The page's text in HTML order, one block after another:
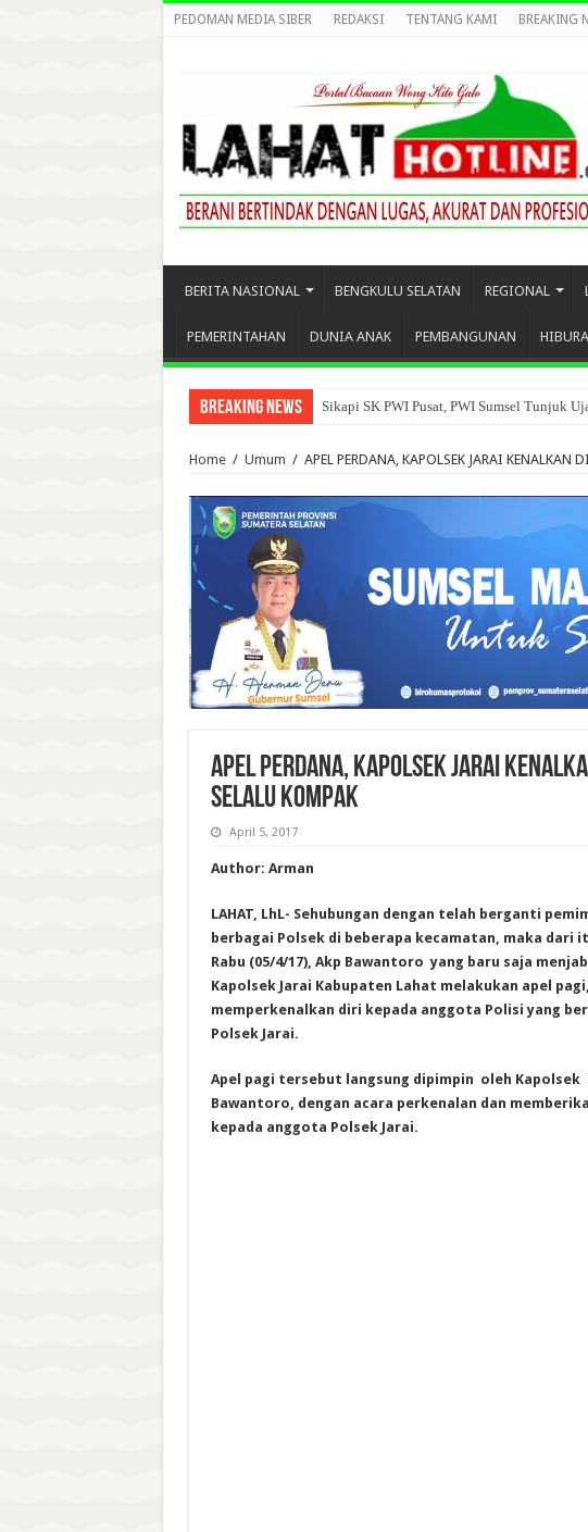
PEDOMAN MEDIA SIBER REDAKSI TENTANG KAMI BREAKING
BERITA NASIONAL BENGKULU SELATAN REGIONAL
PEMERINTAHAN DUNIA ANAK PEMBANGUNAN
Breaking News Sikapi SK PWI Pusat, PWI Sumsel Tunjuk
Home / Umum / APEL PERDANA, KAPOLSEK JARAI
APEL PERDANA, KAPOLSEK JARAI
SELALU KOMPAK
April 5, 2017
Author: Arman
LAHAT, LhL- Sehubungan dengan telah berganti
berbagai Polsek di beberapa kecamatan, maka dari
Rabu (05/4/17), Akp Bawantoro yang baru saja
Kapolsek Jarai Kabupaten Lahat melakukan apel
memperkenalkan diri kepada anggota Polisi yang
Polsek Jarai.
Apel pagi tersebut langsung dipimpin oleh Kapolsek
Bawantoro, dengan acara perkenalan dan
kepada anggota Polsek Jarai.